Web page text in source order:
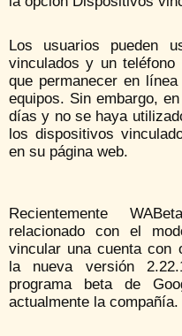
Los usuarios pueden
vinculados y un
que permanecer en
equipos. Sin embargo,
días y no se haya
los dispositivos
en su página web.
Recientemente
relacionado con el
vincular una cuenta con
la nueva versión
programa beta de
actualmente la compañía.